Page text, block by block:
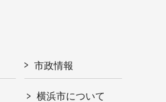
市政情報
横浜市について